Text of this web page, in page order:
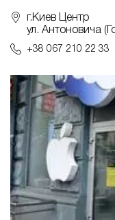
г.Киев Центр
ул. Антоновича
+38 067 210 22 33